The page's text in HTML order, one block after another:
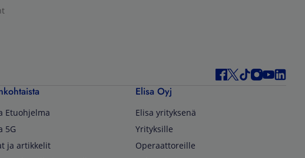
Etuohjelma
5G
ja artikkelit
Elisa Oyj
Elisa yrityksenä
Yrityksille
Operaattoreille